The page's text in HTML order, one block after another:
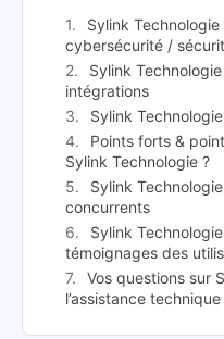
Sylink
cybersécurité /
Sylink
intégrations
Sylink
Points forts &
Sylink Technologie ?
Sylink
concurrents
Sylink
témoignages des
Vos questions sur
l’assistance technique